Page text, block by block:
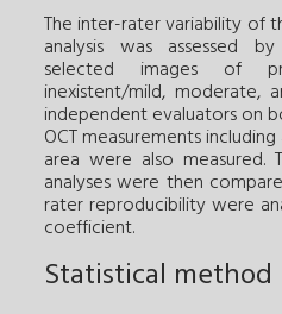
The inter-rater variability of
analysis was assessed
selected images of
inexistent/mild, moderate,
independent evaluators on
OCT measurements
area were also measured.
analyses were then
rater reproducibility were
coefficient.
Statistical method